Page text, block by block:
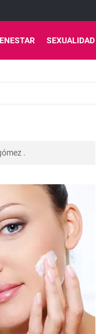
SEXUALIDAD
.